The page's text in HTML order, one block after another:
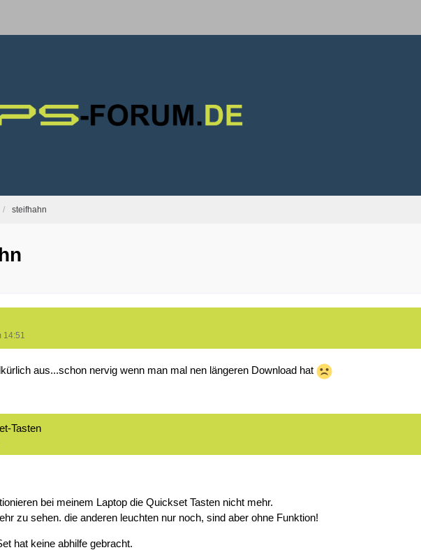
steifhahn
14:51
aus...schon nervig wenn man mal nen längeren Download hat
Tasten
bei meinem Laptop die Quickset Tasten nicht mehr.
zu sehen. die anderen leuchten nur noch, sind aber ohne Funktion!
hat keine abhilfe gebracht.